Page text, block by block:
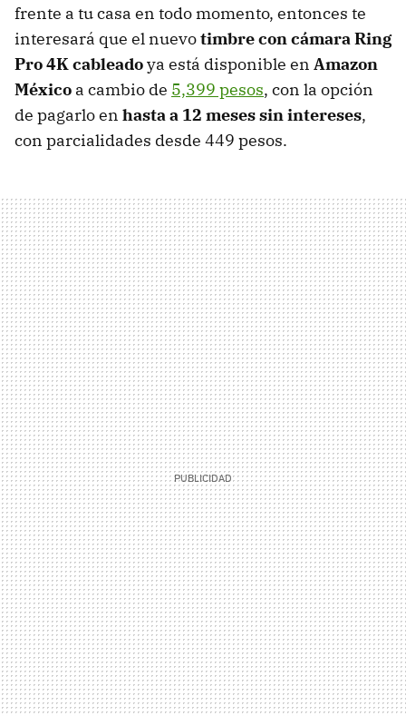
frente a tu casa en todo momento, entonces te
interesará que el nuevotimbre con cámara Ring
Pro 4K cableadoya está disponible en Amazon
México a cambio de 5,399 pesos, con la opción
de pagarlo en hasta a 12 meses sin intereses,
con parcialidades desde 449 pesos.